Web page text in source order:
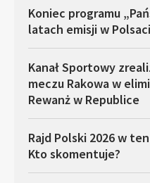
Koniec programu
latach emisji w
Kanał Sportowy
meczu Rakowa w
Rewanż w Republice
Rajd Polski 2026 w
Kto skomentuje?